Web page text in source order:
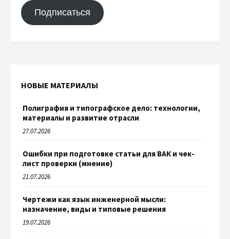
Подписаться
НОВЫЕ МАТЕРИАЛЫ
Полиграфия и типографское дело: технологии,
материалы и развитие отрасли
27.07.2026
Ошибки при подготовке статьи для ВАК и чек-
лист проверки (мнение)
21.07.2026
Чертежи как язык инженерной мысли:
назначение, виды и типовые решения
19.07.2026